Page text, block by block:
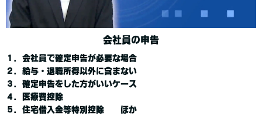
会社員の申告
１．会社員で確定申告が必要な場合
２．給与・退職所得以外に含まない
３．確定申告をした方がいいケース
４．医療費控除
５．住宅借入金等特別控除 ほか